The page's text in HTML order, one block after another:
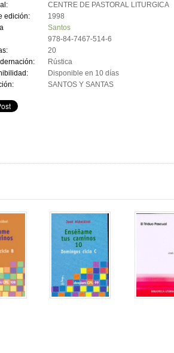
CENTRE DE PASTORAL LITURGICA
edición:
1998
Santos
978-84-7467-514-6
20
Rústica
Disponible en 10 días
SANTOS Y SANTAS